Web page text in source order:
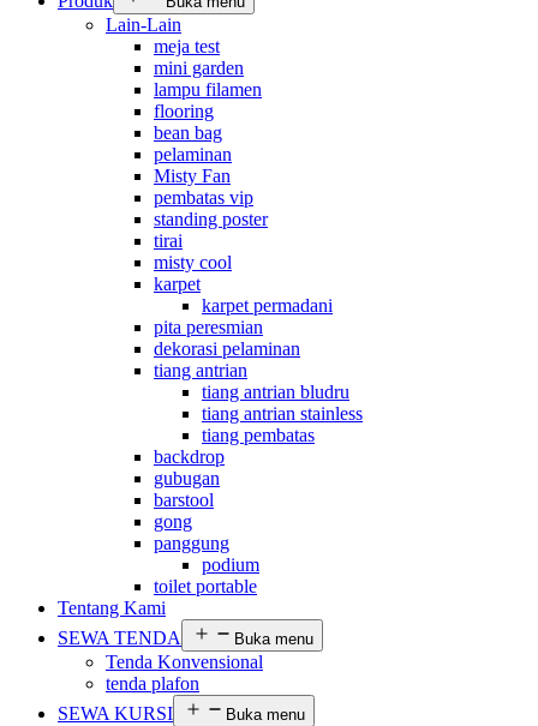
Lain-Lain
meja test
mini garden
lampu filamen
flooring
bean bag
pelaminan
Misty Fan
pembatas vip
standing poster
tirai
misty cool
karpet
karpet permadani
pita peresmian
dekorasi pelaminan
tiang antrian
tiang antrian bludru
tiang antrian stainless
tiang pembatas
backdrop
gubugan
barstool
gong
panggung
podium
toilet portable
Tentang Kami
SEWA TENDA
Buka menu
Tenda Konvensional
tenda plafon
SEWA KURSI
Buka menu